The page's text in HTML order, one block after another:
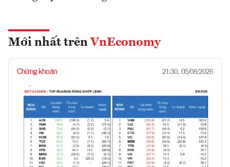
Mới nhất trên VnEconomy
Chứng khoán 21:30, 05/08/2026